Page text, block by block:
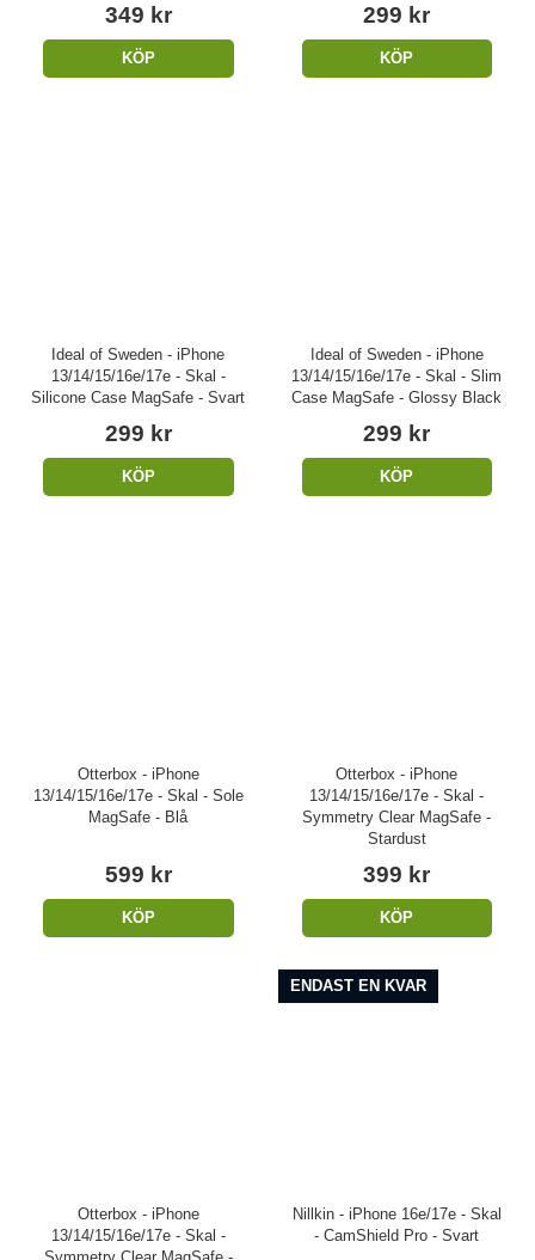
349 kr
KÖP
299 kr
KÖP
Ideal of Sweden - iPhone
13/14/15/16e/17e - Skal -
Silicone Case MagSafe - Svart
299 kr
KÖP
Ideal of Sweden - iPhone
13/14/15/16e/17e - Skal - Slim
Case MagSafe - Glossy Black
299 kr
KÖP
Otterbox - iPhone
13/14/15/16e/17e - Skal - Sole
MagSafe - Blå
599 kr
KÖP
Otterbox - iPhone
13/14/15/16e/17e - Skal -
Symmetry Clear MagSafe -
Stardust
399 kr
KÖP
Otterbox - iPhone
13/14/15/16e/17e - Skal -
ENDAST EN KVAR
Nillkin - iPhone 16e/17e - Skal
- CamShield Pro - Svart